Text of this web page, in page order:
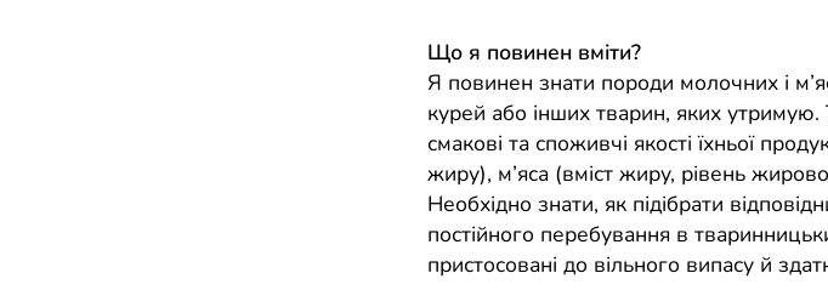
Що я повинен вміти?
Я повинен знати породи молочних і
курей або інших тварин, яких
смакові та споживчі якості їхньої
жиру), м’яса (вміст жиру, рівень
Необхідно знати, як підібрати
постійного перебування в
пристосовані до вільного випасу й